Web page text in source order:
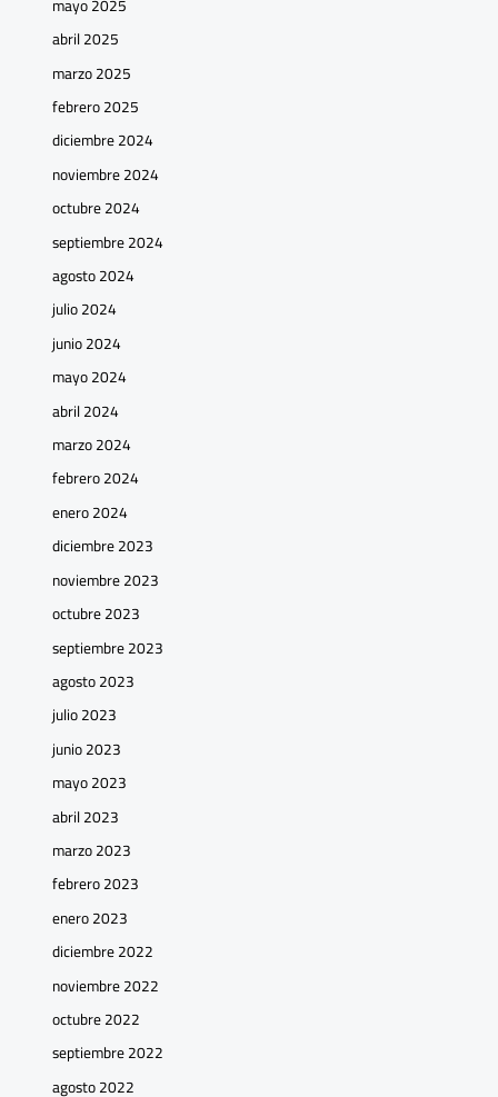
abril 2025
marzo 2025
febrero 2025
diciembre 2024
noviembre 2024
octubre 2024
septiembre 2024
agosto 2024
julio 2024
junio 2024
mayo 2024
abril 2024
marzo 2024
febrero 2024
enero 2024
diciembre 2023
noviembre 2023
octubre 2023
septiembre 2023
agosto 2023
julio 2023
junio 2023
mayo 2023
abril 2023
marzo 2023
febrero 2023
enero 2023
diciembre 2022
noviembre 2022
octubre 2022
septiembre 2022
agosto 2022